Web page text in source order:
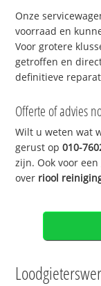
Onze
voorraad en
Voor grotere
getroffen en
definitieve
Offerte of advies
Wilt u weten wat
gerust op010-
zijn. Ook voor
over riool